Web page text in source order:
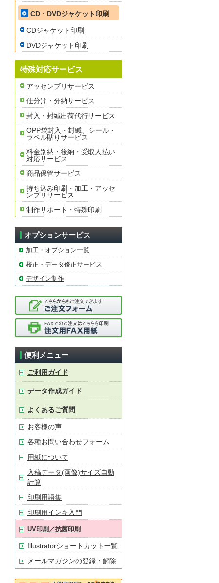
CD・DVDジャケット印刷
CDジャケット印刷
DVDジャケット印刷
特殊対応サービス
アッセンブリサービス
仕分け・分納サービス
封入・封緘出荷代行サービス
OPP袋封入・封緘、シール・
ラベル貼りサービス
料金別納・後納・受取人払い
対応サービス
商品保管サービス
持ち込み印刷・加工・アッセ
ンブリサービス
制作サポート・特殊印刷
オプションサービス
加工・オプション一覧
校正・データ修正サービス
デザイン制作
便利メニュー
ご利用ガイド
データ作成ガイド
よくあるご質問
お客様の声
各種お問い合わせフォーム
用紙について
入稿データ(画像)サイズ自動
計算
印刷用語集
印刷用インキ入門
UV印刷／抗菌印刷
Illustratorショートカット一覧
メールマガジンの登録・解除